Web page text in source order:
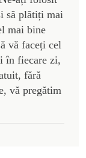
să plătiți mai
mai bine
vă faceți cel
în fiecare zi,
fără
vă pregătim